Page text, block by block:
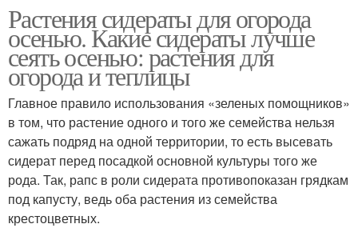
Растения сидераты для огорода
осенью. Какие сидераты лучше
сеять осенью: растения для
огорода и теплицы
Главное правило использования «зеленых помощников»
в том, что растение одного и того же семейства нельзя
сажать подряд на одной территории, то есть высевать
сидерат перед посадкой основной культуры того же
рода. Так, рапс в роли сидерата противопоказан грядкам
под капусту, ведь оба растения из семейства
крестоцветных.